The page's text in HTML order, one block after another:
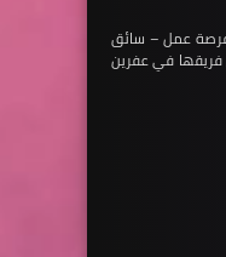
عمل – سائق
فريقها في عفرين